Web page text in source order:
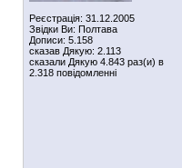
Реєстрація: 31.12.2005
Звідки Ви: Полтава
Дописи: 5.158
сказав Дякую: 2.113
сказали Дякую 4.843 раз(и) в
2.318 повідомленні